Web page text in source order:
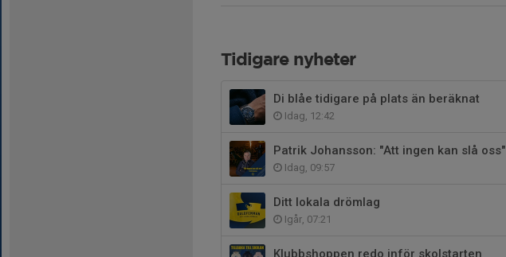
Tidigare nyheter
Di blåe tidigare på plats än beräknat
Idag, 12:42
Patrik Johansson: "Att ingen kan slå oss"
Idag, 09:57
Ditt lokala drömlag
Igår, 07:21
Klubbshoppen redo inför skolstarten